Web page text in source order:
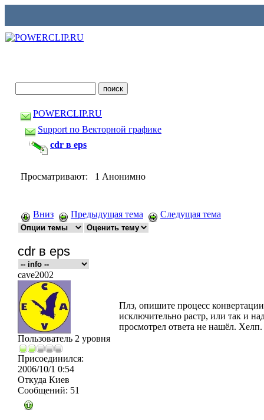
POWERCLIP.RU
Support по Векторной графике
cdr в eps
Просматривают: 1 Анонимно
Вниз Предыдущая тема Следущая тема
cdr в eps
cave2002
Пользователь 2 уровня
Присоединился:
2006/10/1 0:54
Откуда Киев
Сообщений: 51
Плз, опишите процесс
исключительно растр, или так и
просмотрел ответа не нашёл. Хелп.